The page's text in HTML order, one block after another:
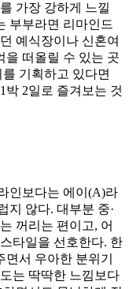
가장 강하게 느낄
부부라면 리마인드
예식장이나 신혼여
을 떠올릴 수 있는 곳
기획하고 있다면
박 2일로 즐겨보는 것
인보다는 에이(A)라
지 않다. 대부분 중·
꺼리는 편이고, 어
타일을 선호한다. 한
서 우아한 분위기
는 딱딱한 느낌보다